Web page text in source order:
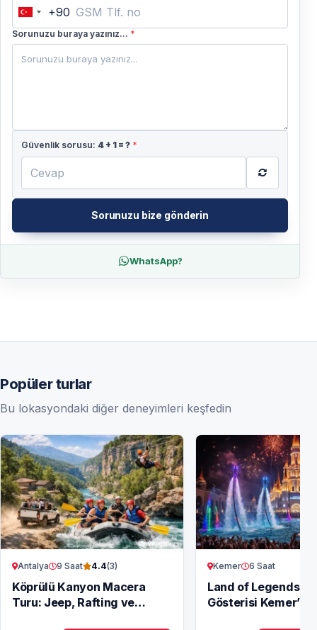
Turkey
+90
+90
Sorunuzu buraya yazınız... *
Güvenlik sorusu: 4 + 1 = ? *
Sorunuzu bize gönderin
WhatsApp?
Popüler turlar
Bu lokasyondaki diğer deneyimleri keşfedin
Antalya 9 Saat 4.4(3)
Köprülü Kanyon Macera
Turu: Jeep, Rafting ve
Kemer 6 Saat
Land of Legends
Gösterisi